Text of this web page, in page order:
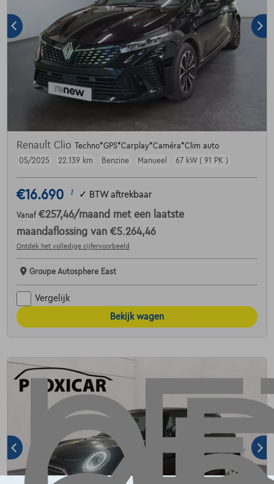
Renault Clio Techno*GPS*Carplay*Caméra*Clim auto
05/2025
22.139 km Benzine Manueel 67 kW ( 91 PK )
€16.690 1 ✓ BTW aftrekbaar
Vanaf €257,46/maand met een laatste
maandaflossing van €5.264,46
Ontdek het volledige cijfervoorbeeld
Groupe Autosphere East
Vergelijk
Bekijk wagen